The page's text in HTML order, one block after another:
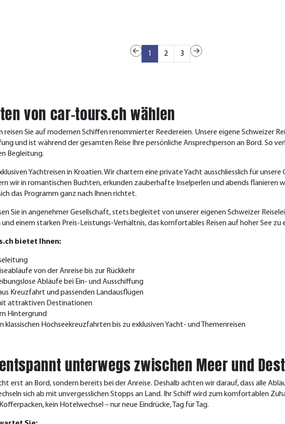
1 2 3
von car-tours.ch wählen
reisen Sie auf modernen Schiffen renommierter Reedereien. Unsere eigene Schweizer
und ist während der gesamten Reise Ihre persönliche Ansprechperson an Bord. So
Begleitung.
Yachtreisen in Kroatien. Wir chartern eine private Yacht ausschliesslich für
wir in romantischen Buchten, erkunden zauberhafte Inselperlen und abends flanieren
das Programm ganz nach Ihnen richtet.
Sie in angenehmer Gesellschaft, stets begleitet von unserer eigenen Schweizer
einem starken Preis-Leistungs-Verhältnis, das komfortables Reisen auf hoher See zu
bietet Ihnen:
von der Anreise bis zur Rückkehr
Abläufe bei Ein- und Ausschiffung
Kreuzfahrt und passenden Landausflügen
attraktiven Destinationen
Hintergrund
klassischen Hochseekreuzfahrten bis zu exklusiven Yacht- und Themenreisen
unterwegs zwischen Meer und
erst an Bord, sondern bereits bei der Anreise. Deshalb achten wir darauf, dass alle
sich ab mit unvergesslichen Stopps an Land. Ihr Schiff wird zum komfortablen
kein Hotelwechsel – nur neue Eindrücke, Tag für Tag.